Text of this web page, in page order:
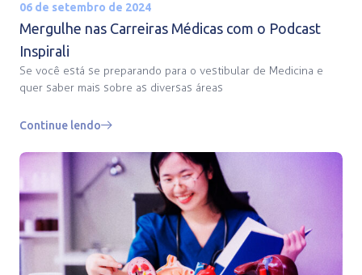
06 de setembro de 2024
Mergulhe nas Carreiras Médicas com o Podcast
Inspirali
Se você está se preparando para o vestibular de Medicina e
quer saber mais sobre as diversas áreas
Continue lendo